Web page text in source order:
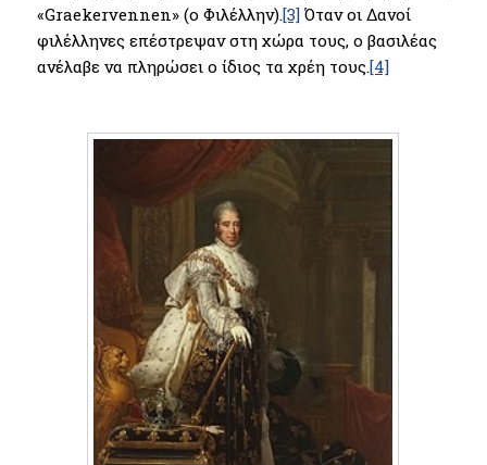
«Graekervennen» (ο Φιλέλλην).[3]Όταν οι Δανοί
φιλέλληνες επέστρεψαν στη χώρα τους, ο βασιλέας
ανέλαβε να πληρώσει ο ίδιος τα χρέη τους.[4]